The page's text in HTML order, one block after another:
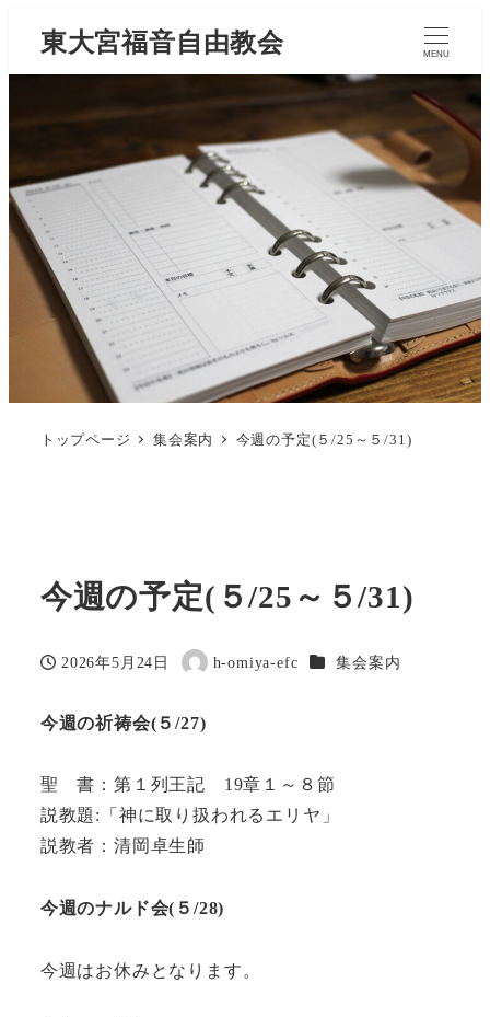
東大宮福音自由教会 MENU
トップページ 集会案内 今週の予定(５/25～５/31)
今週の予定(５/25～５/31)
投稿日
2026年5月24日
著
h-omiya-efc カテゴリー
集会案内
今週の祈祷会(５/27)
聖 書：第１列王記 19章１～８節
説教題:「神に取り扱われるエリヤ」
説教者：清岡卓生師
今週のナルド会(５/28)
今週はお休みとなります。